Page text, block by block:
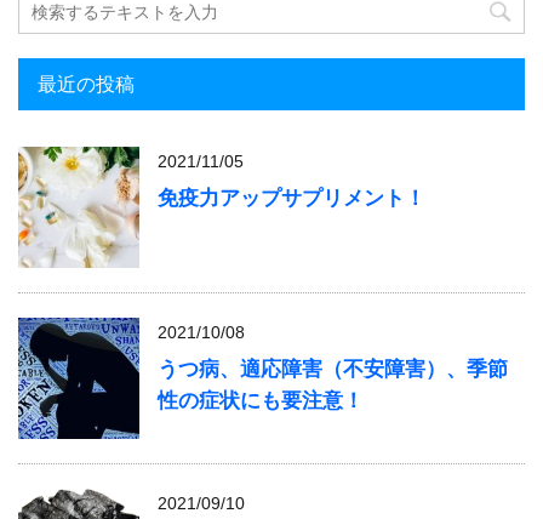
最近の投稿
2021/11/05
免疫力アップサプリメント！
2021/10/08
うつ病、適応障害（不安障害）、季節
性の症状にも要注意！
2021/09/10